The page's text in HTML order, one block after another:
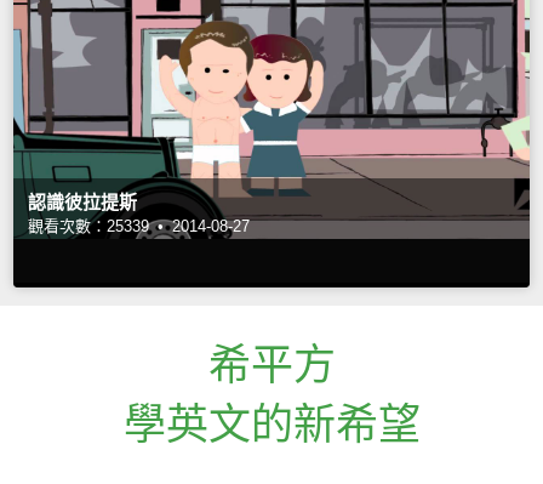
認識彼拉提斯
觀看次數：25339 • 2014-08-27
希平方
學英文的新希望